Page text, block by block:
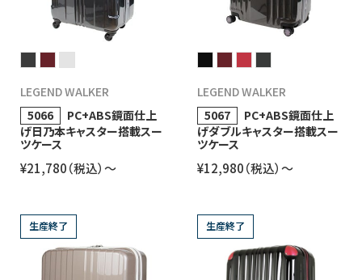
LEGEND WALKER
5066
PC+ABS鏡面仕上
げ日乃本キャスター搭載スー
ツケース
¥21,780（税込）〜
LEGEND WALKER
5067
PC+ABS鏡面仕上
げダブルキャスター搭載スー
ツケース
¥12,980（税込）〜
生産終了 生産終了